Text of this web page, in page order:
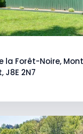
la Forêt-Noire,
J8E 2N7